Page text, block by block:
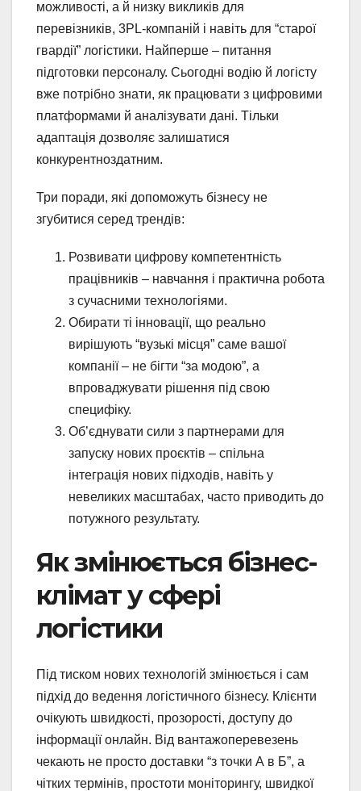
можливості, а й низку викликів для
перевізників, 3PL-компаній і навіть для “старої
гвардії” логістики. Найперше – питання
підготовки персоналу. Сьогодні водію й логісту
вже потрібно знати, як працювати з цифровими
платформами й аналізувати дані. Тільки
адаптація дозволяє залишатися
конкурентноздатним.
Три поради, які допоможуть бізнесу не
згубитися серед трендів:
Розвивати цифрову компетентність
працівників – навчання і практична робота
з сучасними технологіями.
Обирати ті інновації, що реально
вирішують “вузькі місця” саме вашої
компанії – не бігти “за модою”, а
впроваджувати рішення під свою
специфіку.
Об’єднувати сили з партнерами для
запуску нових проєктів – спільна
інтеграція нових підходів, навіть у
невеликих масштабах, часто приводить до
потужного результату.
Як змінюється бізнес-
клімат у сфері
логістики
Під тиском нових технологій змінюється і сам
підхід до ведення логістичного бізнесу. Клієнти
очікують швидкості, прозорості, доступу до
інформації онлайн. Від вантажоперевезень
чекають не просто доставки “з точки А в Б”, а
чітких термінів, простоти моніторингу, швидкої